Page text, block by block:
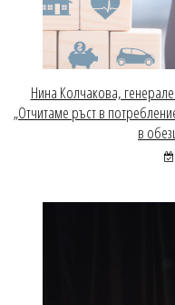
Нина Колчакова,
„Отчитаме ръст в
в